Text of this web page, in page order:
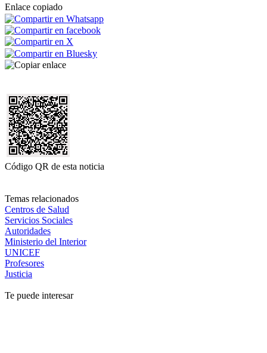
Enlace copiado
Código QR de esta noticia
Temas relacionados
Centros de Salud
Servicios Sociales
Autoridades
Ministerio del Interior
UNICEF
Profesores
Justicia
Te puede interesar